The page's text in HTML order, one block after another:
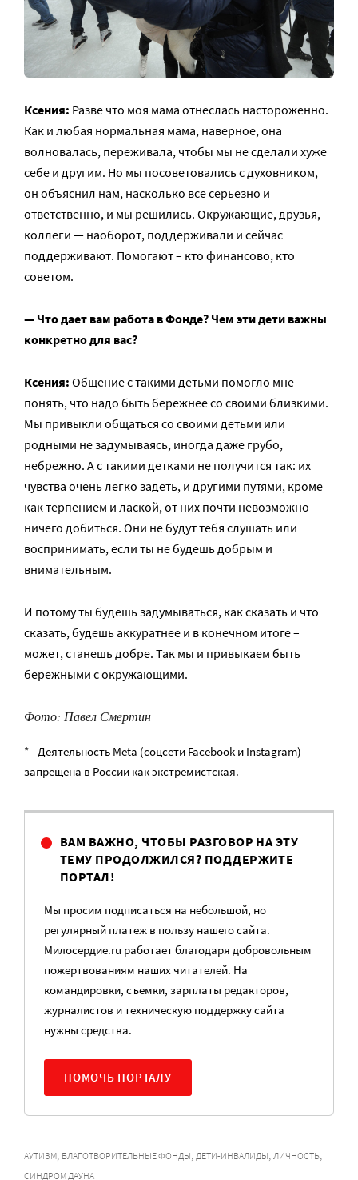
Ксения: Разве что моя мама отнеслась настороженно.
Как и любая нормальная мама, наверное, она
волновалась, переживала, чтобы мы не сделали хуже
себе и другим. Но мы посоветовались с духовником,
он объяснил нам, насколько все серьезно и
ответственно, и мы решились. Окружающие, друзья,
коллеги — наоборот, поддерживали и сейчас
поддерживают. Помогают – кто финансово, кто
советом.
— Что дает вам работа в Фонде? Чем эти дети важны
конкретно для вас?
Ксения: Общение с такими детьми помогло мне
понять, что надо быть бережнее со своими близкими.
Мы привыкли общаться со своими детьми или
родными не задумываясь, иногда даже грубо,
небрежно. А с такими детками не получится так: их
чувства очень легко задеть, и другими путями, кроме
как терпением и лаской, от них почти невозможно
ничего добиться. Они не будут тебя слушать или
воспринимать, если ты не будешь добрым и
внимательным.
И потому ты будешь задумываться, как сказать и что
сказать, будешь аккуратнее и в конечном итоге –
может, станешь добре. Так мы и привыкаем быть
бережными с окружающими.
Фото: Павел Смертин
* - Деятельность Meta (соцсети Facebook и Instagram)
запрещена в России как экстремистская.
ВАМ ВАЖНО, ЧТОБЫ РАЗГОВОР НА ЭТУ
ТЕМУ ПРОДОЛЖИЛСЯ? ПОДДЕРЖИТЕ
ПОРТАЛ!
Мы просим подписаться на небольшой, но
регулярный платеж в пользу нашего сайта.
Милосердие.ru работает благодаря добровольным
пожертвованиям наших читателей. На
командировки, съемки, зарплаты редакторов,
журналистов и техническую поддержку сайта
нужны средства.
ПОМОЧЬ ПОРТАЛУ
АУТИЗМ, БЛАГОТВОРИТЕЛЬНЫЕ ФОНДЫ, ДЕТИ-ИНВАЛИДЫ, ЛИЧНОСТЬ,
СИНДРОМ ДАУНА